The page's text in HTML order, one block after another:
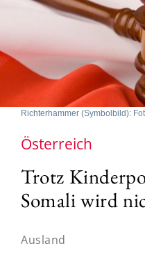
Richterhammer (Symbolbild):
Österreich
Trotz
Somali wird
Ausland